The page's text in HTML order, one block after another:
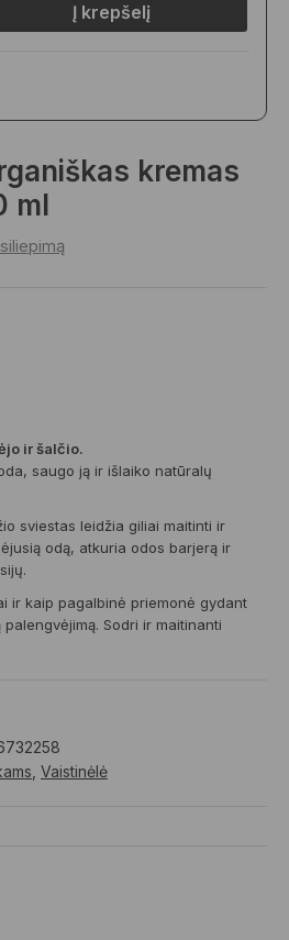
kremas
ml
ir šalčio.
saugo ją ir išlaiko natūralų
sviestas leidžia giliai maitinti ir
odą, atkuria odos barjerą ir
ir kaip pagalbinė priemonė gydant
Sodri ir maitinanti
Vaistinėlė
Į krepšelį